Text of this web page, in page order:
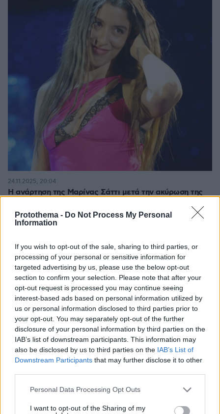
Protothema - Do Not Process My Personal
Information
If you wish to opt-out of the sale, sharing to third parties, or
processing of your personal or sensitive information for
targeted advertising by us, please use the below opt-out
section to confirm your selection. Please note that after your
opt-out request is processed you may continue seeing
interest-based ads based on personal information utilized by
us or personal information disclosed to third parties prior to
your opt-out. You may separately opt-out of the further
disclosure of your personal information by third parties on the
IAB’s list of downstream participants. This information may
also be disclosed by us to third parties on the IAB’s List of
Downstream Participants that may further disclose it to other
Please note that this website/app uses one or more Google
not limited to your visit or usage behaviour. You may click to
Personal Data Processing Opt Outs
I want to opt-out of the Sharing of my
Η ανάρτηση της Μαρίνας Σάττι μετά την ακύρωση της
Η τραγουδίστρια ετοιμαζόταν να ανέβει στη σκηνή
του MadWalk την Τετάρτη 25 Νοεμβρίου
24.11.2025, 20:04